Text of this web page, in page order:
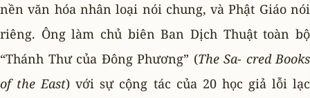
nền văn hóa nhân loại nói chung, và Phật Giáo nói
riêng. Ông làm chủ biên Ban Dịch Thuật toàn bộ
“Thánh Thư của Ðông Phương” (The Sa- cred Books
of the East) với sự cộng tác của 20 học giả lỗi lạc